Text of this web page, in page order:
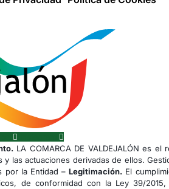
LA COMARCA DE VALDEJALÓN es
y las actuaciones derivadas de ellos.
por la Entidad –Legitimación. El
de conformidad con la Ley 39/